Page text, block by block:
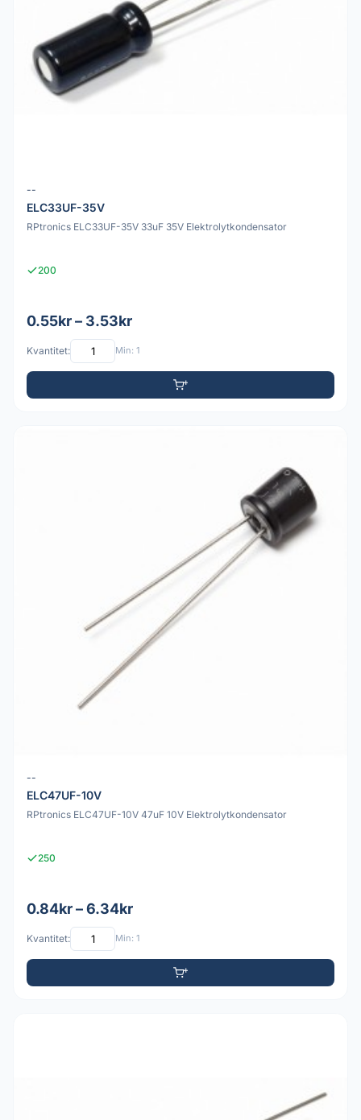
--
ELC33UF-35V
RPtronics ELC33UF-35V 33uF 35V Elektrolytkondensator
200
0.55kr – 3.53kr
Kvantitet: Min: 1
--
ELC47UF-10V
RPtronics ELC47UF-10V 47uF 10V Elektrolytkondensator
250
0.84kr – 6.34kr
Kvantitet: Min: 1